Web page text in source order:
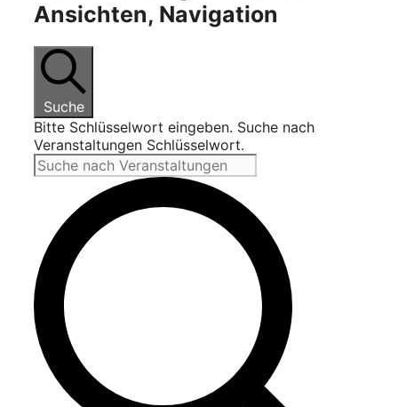
Ansichten, Navigation
Suche
Bitte Schlüsselwort eingeben. Suche nach
Veranstaltungen Schlüsselwort.